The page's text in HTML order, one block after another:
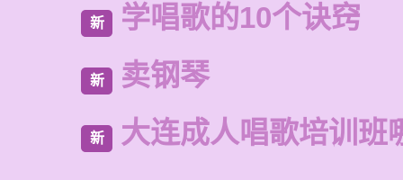
新 学唱歌的10个诀窍
新 卖钢琴
新 大连成人唱歌培训班